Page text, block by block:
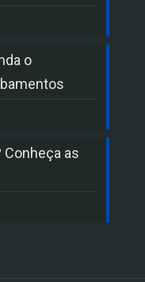
o
Conheça as